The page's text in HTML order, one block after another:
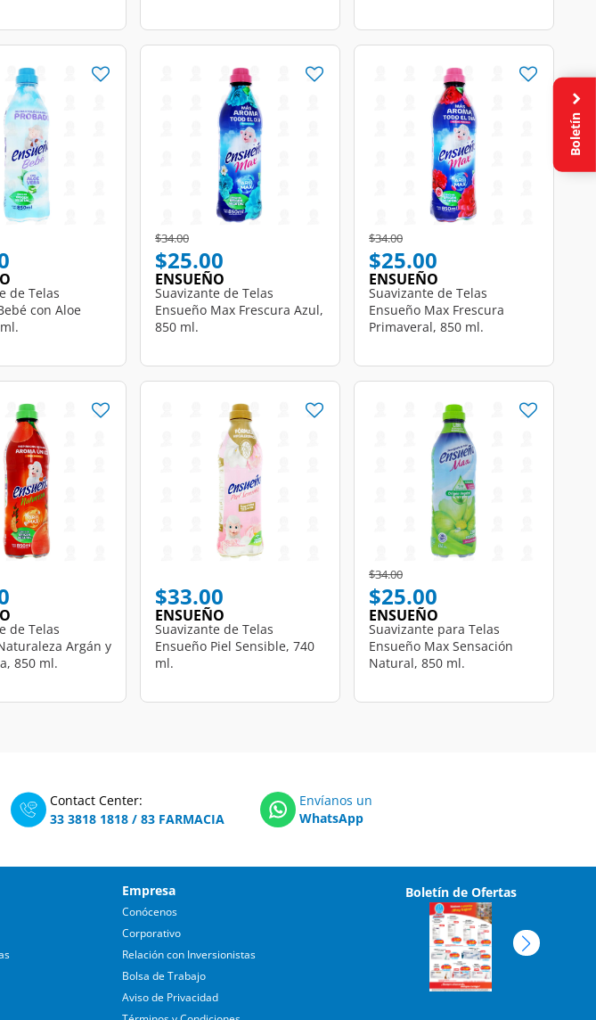
from
de Telas
con Aloe
Price reduced from
$34.00to
$25.00
ENSUEÑO
Suavizante de Telas
Ensueño Max Frescura Azul,
850 ml.
Price reduced from
$34.00to
$25.00
ENSUEÑO
Suavizante de Telas
Ensueño Max Frescura
Primaveral, 850 ml.
from
de Telas
Argán y
850 ml.
$33.00
ENSUEÑO
Suavizante de Telas
Ensueño Piel Sensible, 740
ml.
Price reduced from
$34.00to
$25.00
ENSUEÑO
Suavizante para Telas
Ensueño Max Sensación
Natural, 850 ml.
Contact Center:
33 3818 1818 / 83 FARMACIA
Envíanos un
WhatsApp
Empresa
Conócenos
Corporativo
Relación con Inversionistas
Bolsa de Trabajo
Aviso de Privacidad
Boletín de Ofertas
Boletín